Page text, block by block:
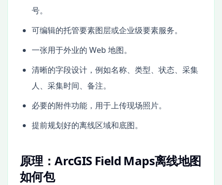
号。
可编辑的托管要素图层或企业级要素服务。
一张用于外业的 Web 地图。
清晰的字段设计，例如名称、类型、状态、采集
人、采集时间、备注。
必要的附件功能，用于上传现场照片。
提前规划好的离线区域和底图。
原理：ArcGIS Field Maps离线地图
如何包